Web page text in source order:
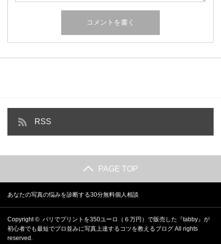
RSS
PAGE TOP
あなたの写真の悩みを診断する30分無料個人相談
Copyright © パリでプリントを350ユーロ（６万円）で販売した『tabby』が
初心者でも最短でプロ並みに写真上達するコツを教えるブログ All rights
reserved.